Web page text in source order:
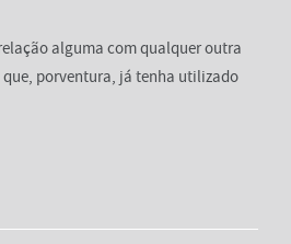
alguma com qualquer outra
porventura, já tenha utilizado